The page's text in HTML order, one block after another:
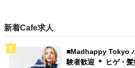
新着Cafe求人
■Madhappy Tokyo
験者歓迎 ＊ ヒゲ・